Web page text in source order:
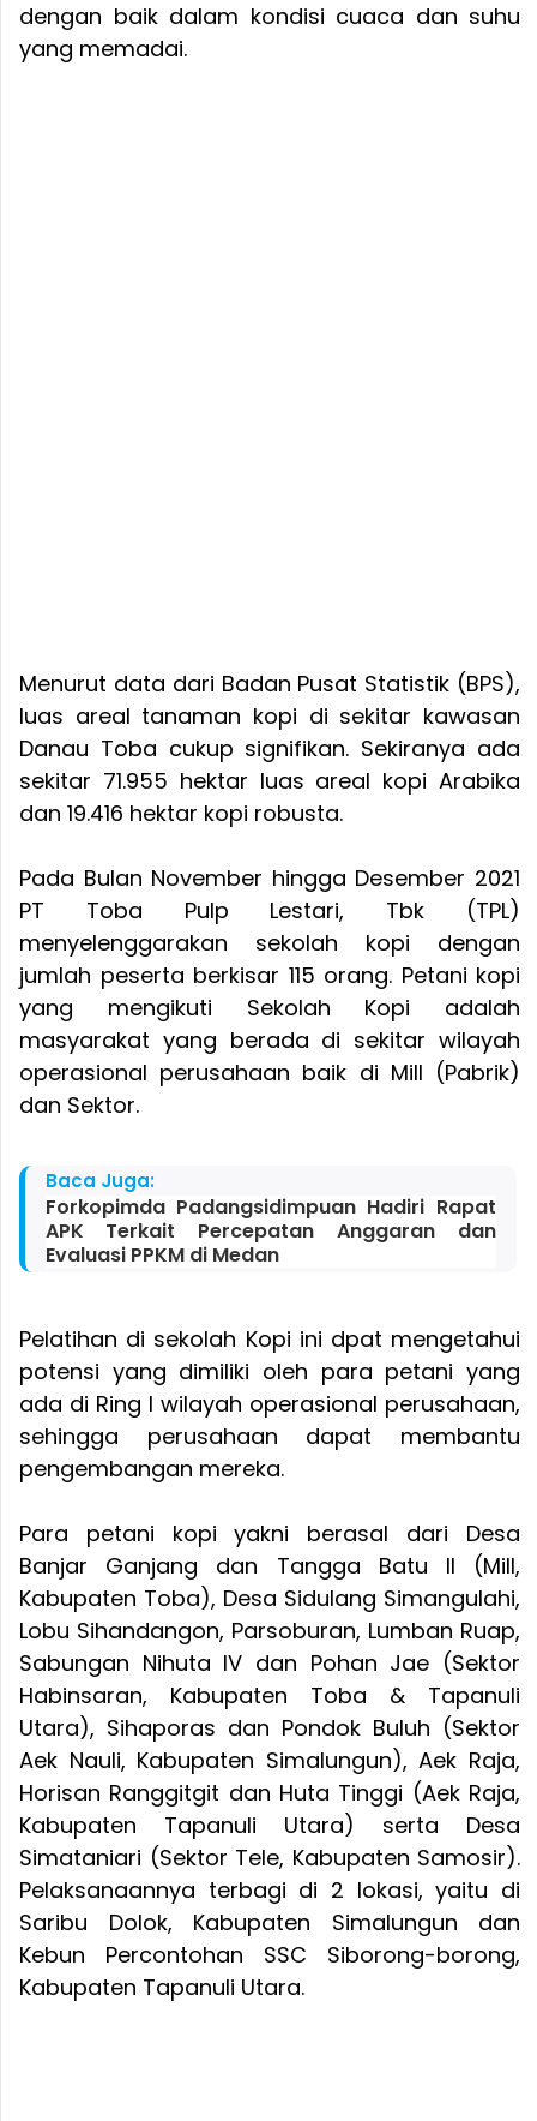
dengan baik dalam kondisi cuaca dan suhu
yang memadai.
Menurut data dari Badan Pusat Statistik (BPS),
luas areal tanaman kopi di sekitar kawasan
Danau Toba cukup signifikan. Sekiranya ada
sekitar 71.955 hektar luas areal kopi Arabika
dan 19.416 hektar kopi robusta.
Pada Bulan November hingga Desember 2021
PT Toba Pulp Lestari, Tbk (TPL)
menyelenggarakan sekolah kopi dengan
jumlah peserta berkisar 115 orang. Petani kopi
yang mengikuti Sekolah Kopi adalah
masyarakat yang berada di sekitar wilayah
operasional perusahaan baik di Mill (Pabrik)
dan Sektor.
Baca Juga:
Forkopimda Padangsidimpuan Hadiri Rapat
APK Terkait Percepatan Anggaran dan
Evaluasi PPKM di Medan
Pelatihan di sekolah Kopi ini dpat mengetahui
potensi yang dimiliki oleh para petani yang
ada di Ring I wilayah operasional perusahaan,
sehingga perusahaan dapat membantu
pengembangan mereka.
Para petani kopi yakni berasal dari Desa
Banjar Ganjang dan Tangga Batu II (Mill,
Kabupaten Toba), Desa Sidulang Simangulahi,
Lobu Sihandangon, Parsoburan, Lumban Ruap,
Sabungan Nihuta IV dan Pohan Jae (Sektor
Habinsaran, Kabupaten Toba & Tapanuli
Utara), Sihaporas dan Pondok Buluh (Sektor
Aek Nauli, Kabupaten Simalungun), Aek Raja,
Horisan Ranggitgit dan Huta Tinggi (Aek Raja,
Kabupaten Tapanuli Utara) serta Desa
Simataniari (Sektor Tele, Kabupaten Samosir).
Pelaksanaannya terbagi di 2 lokasi, yaitu di
Saribu Dolok, Kabupaten Simalungun dan
Kebun Percontohan SSC Siborong-borong,
Kabupaten Tapanuli Utara.